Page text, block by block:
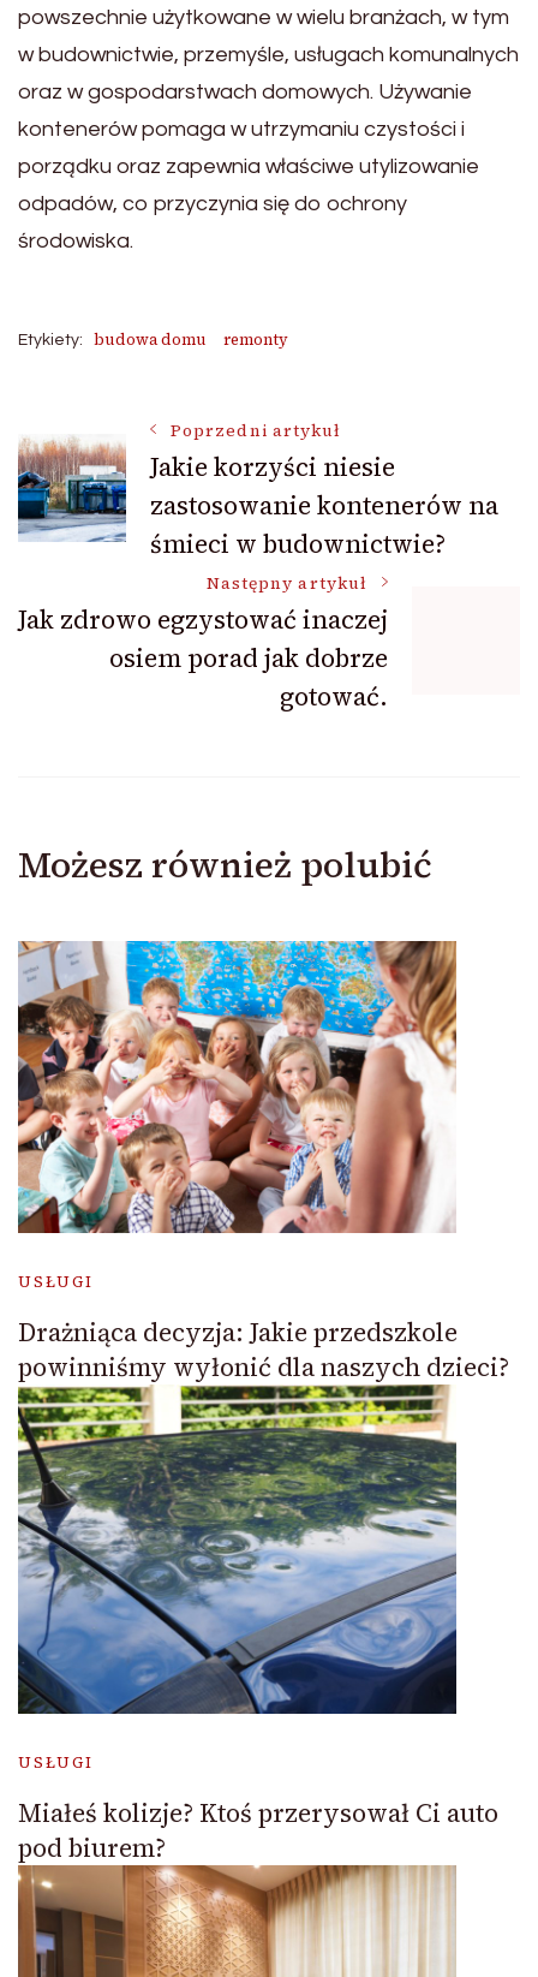
powszechnie użytkowane w wielu branżach, w tym
w budownictwie, przemyśle, usługach komunalnych
oraz w gospodarstwach domowych. Używanie
kontenerów pomaga w utrzymaniu czystości i
porządku oraz zapewnia właściwe utylizowanie
odpadów, co przyczynia się do ochrony
środowiska.
Etykiety: budowa domu remonty
Nawigacja
wpisu
Poprzedni artykuł
Jakie korzyści niesie
zastosowanie kontenerów na
śmieci w budownictwie?
Następny artykuł
Jak zdrowo egzystować inaczej
osiem porad jak dobrze
gotować.
Możesz również polubić
USŁUGI
Drażniąca decyzja: Jakie przedszkole
powinniśmy wyłonić dla naszych dzieci?
USŁUGI
Miałeś kolizje? Ktoś przerysował Ci auto
pod biurem?